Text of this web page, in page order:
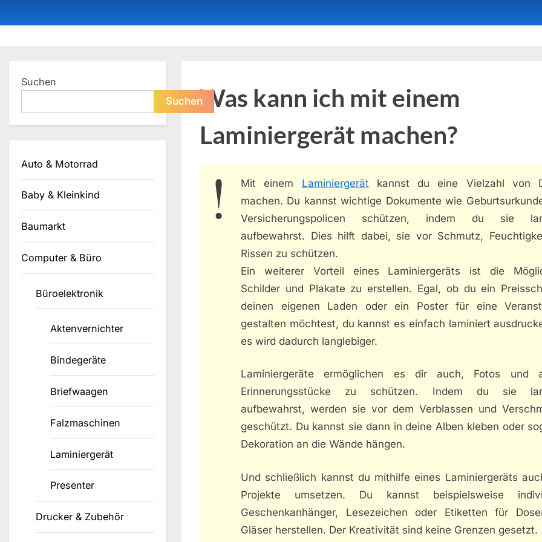
to
Was kann ich mit einem
Laminiergerät machen?
Mit einem Laminiergerät kannst du eine Vielzahl von
machen. Du kannst wichtige Dokumente wie
Versicherungspolicen schützen, indem du sie
aufbewahrst. Dies hilft dabei, sie vor Schmutz,
Rissen zu schützen.
Ein weiterer Vorteil eines Laminiergeräts ist die
Schilder und Plakate zu erstellen. Egal, ob du ein
deinen eigenen Laden oder ein Poster für eine
gestalten möchtest, du kannst es einfach laminiert
es wird dadurch langlebiger.
Laminiergeräte ermöglichen es dir auch, Fotos und
Erinnerungsstücke zu schützen. Indem du sie
aufbewahrst, werden sie vor dem Verblassen und
geschützt. Du kannst sie dann in deine Alben kleben oder
Dekoration an die Wände hängen.
Und schließlich kannst du mithilfe eines Laminiergeräts
Projekte umsetzen. Du kannst beispielsweise
Geschenkanhänger, Lesezeichen oder Etiketten für
Gläser herstellen. Der Kreativität sind keine Grenzen gesetzt.
Suchen
Suchen
Auto & Motorrad
Baby & Kleinkind
Baumarkt
Computer & Büro
Büroelektronik
Aktenvernichter
Bindegeräte
Briefwaagen
Falzmaschinen
Laminiergerät
Presenter
Drucker & Zubehör